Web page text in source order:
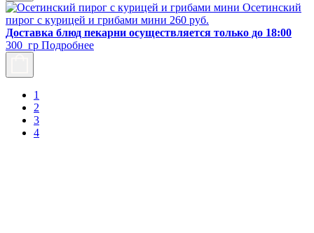
Осетинский
пирог с курицей и грибами мини 260 руб.
Доставка блюд пекарни осуществляется только до 18:00
300 гр Подробнее
1
2
3
4